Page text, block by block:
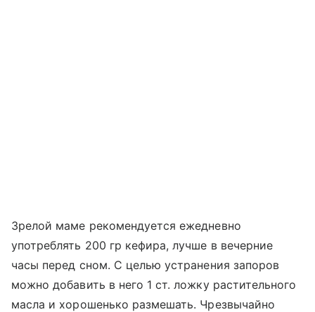
Зрелой маме рекомендуется ежедневно
употреблять 200 гр кефира, лучше в вечерние
часы перед сном. С целью устранения запоров
можно добавить в него 1 ст. ложку растительного
масла и хорошенько размешать. Чрезвычайно